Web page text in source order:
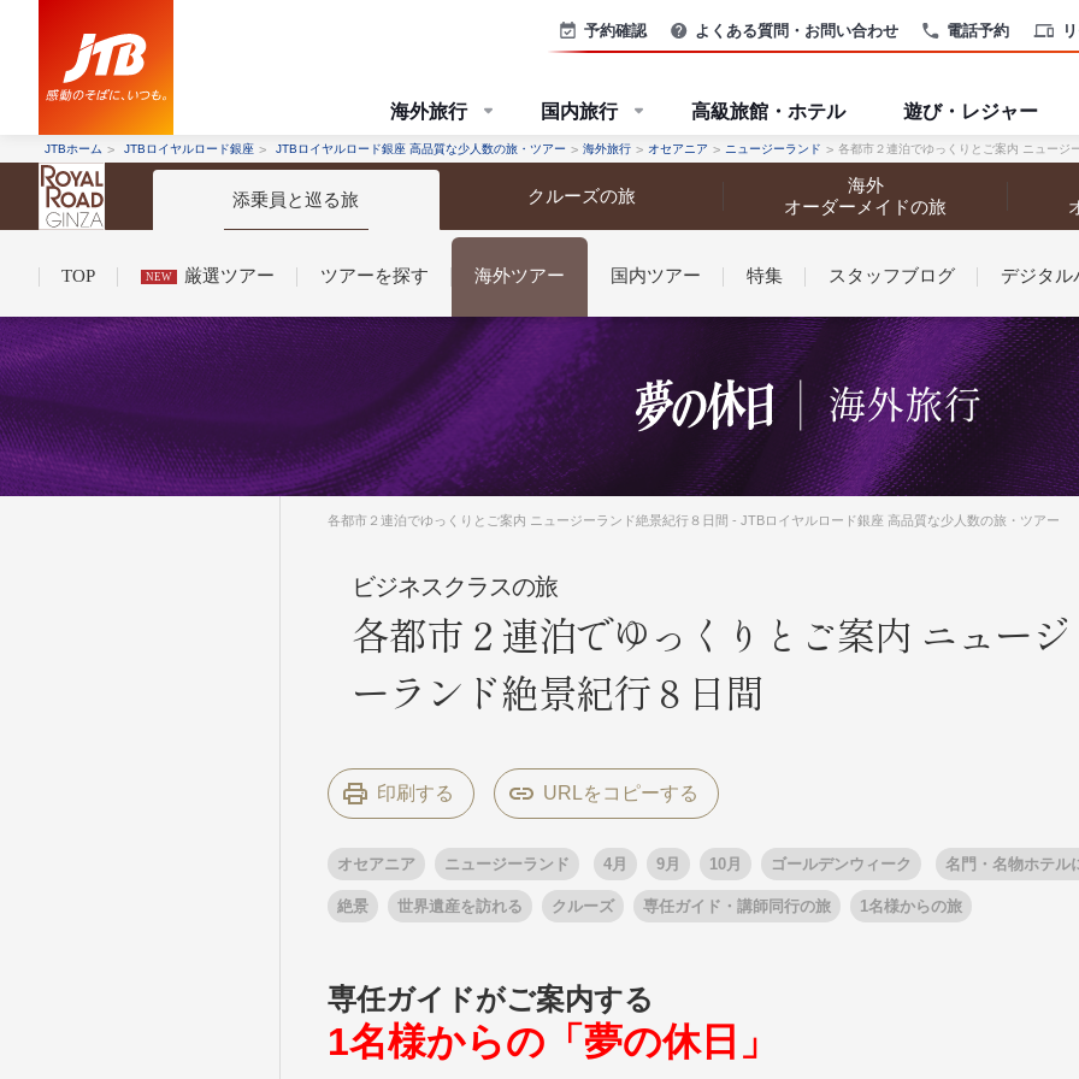
電話予約
予約確認 よくある質問・お問い合わせ
海外旅行 国内旅行 高級旅館・ホテル 遊び・レジャー
JTBホーム JTBロイヤルロード銀座 JTBロイヤルロード銀座 高品質な少人数の旅・ツアー 海外旅行 オセアニア ニュージーランド 各都市２連泊でゆっくりとご案内 ニュージ
添乗員と巡る旅 クルーズの旅
海外
オーダーメイドの旅
TOP NEW 厳選ツアー ツアーを探す 海外ツアー 国内ツアー 特集 スタッフブログ デジタル
コンシェルジュ紹介お申し込みの流れ法人企業・自治体のみなさまへ
条件から探す
条件から探す
キーワード
出発地とエリア
出発月
ブランド
“知究”紀行
GRAND'EX 夢の休日 | 海外旅行
条件から探す
条件から探す
キーワード
出発地とエリア
出発月
ブランド
夢の休日 煌
夢の休日 国内旅行
各都市２連泊でゆっくりとご案内 ニュージーランド絶景紀行８日間 - JTBロイヤルロード銀座 高品質な少人数の旅・ツアー
ビジネスクラスの旅
各都市２連泊でゆっくりとご案内 ニュージ
ーランド絶景紀行８日間
印刷する
オセアニア ニュージーランド 4月 9月 10月 ゴールデンウィーク 名門・名物ホテル
絶景 世界遺産を訪れる クルーズ 専任ガイド・講師同行の旅 1名様からの旅
専任ガイドがご案内する
1名様からの「夢の休日」